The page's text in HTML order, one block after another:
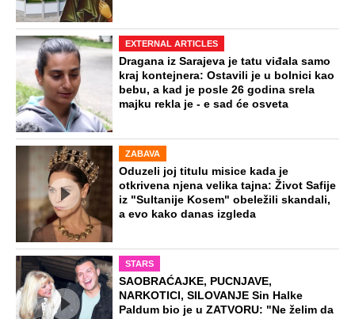
EXTERNAL ARTICLES
Dragana iz Sarajeva je tatu viđala samo
kraj kontejnera: Ostavili je u bolnici kao
bebu, a kad je posle 26 godina srela
majku rekla je - e sad će osveta
ZABAVA
Oduzeli joj titulu misice kada je
otkrivena njena velika tajna: Život Safije
iz "Sultanije Kosem" obeležili skandali,
a evo kako danas izgleda
STARS
SAOBRAĆAJKE, PUCNJAVE,
NARKOTICI, SILOVANJE Sin Halke
Paldum bio je u ZATVORU: "Ne želim da